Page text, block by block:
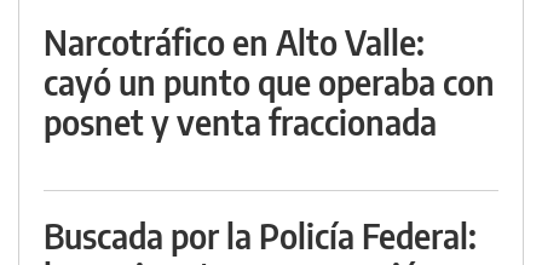
Narcotráfico en Alto Valle:
cayó un punto que operaba con
posnet y venta fraccionada
Buscada por la Policía Federal: